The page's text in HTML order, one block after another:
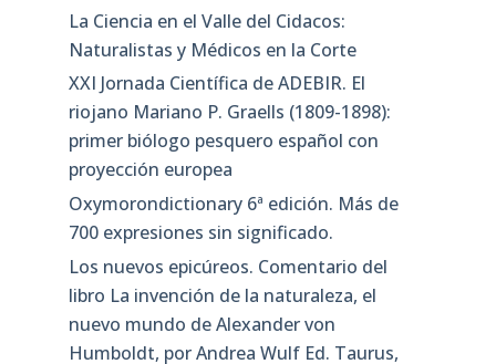
La Ciencia en el Valle del Cidacos:
Naturalistas y Médicos en la Corte
XXI Jornada Científica de ADEBIR. El
riojano Mariano P. Graells (1809-1898):
primer biólogo pesquero español con
proyección europea
Oxymorondictionary 6ª edición. Más de
700 expresiones sin significado.
Los nuevos epicúreos. Comentario del
libro La invención de la naturaleza, el
nuevo mundo de Alexander von
Humboldt, por Andrea Wulf Ed. Taurus,